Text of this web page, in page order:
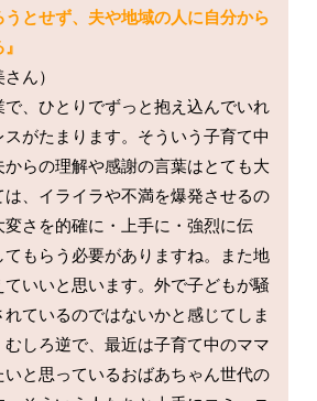
うとせず、夫や地域の人に自分から
ん）
、ひとりでずっと抱え込んでいれ
がたまります。そういう子育て中
らの理解や感謝の言葉はとても大
、イライラや不満を爆発させるの
さを的確に・上手に・強烈に伝
てもらう必要がありますね。また地
いいと思います。外で子どもが騒
ているのではないかと感じてしま
むしろ逆で、最近は子育て中のママ
と思っているおばあちゃん世代の